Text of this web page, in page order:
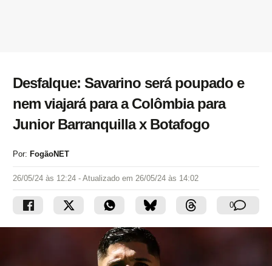
Desfalque: Savarino será poupado e
nem viajará para a Colômbia para
Junior Barranquilla x Botafogo
Por: FogãoNET
26/05/24 às 12:24 - Atualizado em 26/05/24 às 14:02
0